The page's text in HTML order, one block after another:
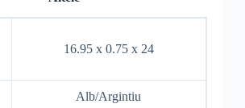
16.95 x 0.75 x 24
Alb/Argintiu